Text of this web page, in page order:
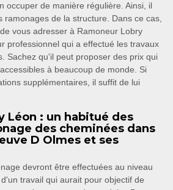
occuper de manière régulière. Ainsi, il
ramonages de la structure. Dans ce cas,
vous adresser à Ramoneur Lobry
professionnel qui a effectué les travaux
Sachez qu'il peut proposer des prix qui
à beaucoup de monde. Si
supplémentaires, il suffit de lui
Léon : un habitué des
des cheminées dans
D Olmes et ses
devront être effectuées au niveau
travail qui aurait pour objectif de